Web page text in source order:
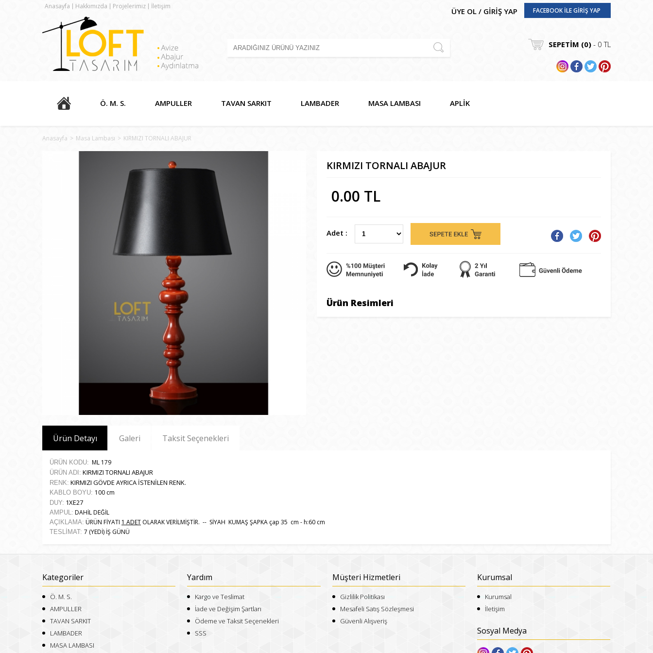
Anasayfa Hakkımızda Projelerimiz İletişim
ÜYE OL / GİRİŞ YAP FACEBOOK İLE GİRİŞ YAP
SEPETİM (0) - 0 TL
Ö. M. S. AMPULLER TAVAN SARKIT LAMBADER MASA LAMBASI APLİK
Anasayfa > Masa Lambası > KIRMIZI TORNALI ABAJUR
KIRMIZI TORNALI ABAJUR
0.00 TL
Adet :
Ürün Resimleri
Ürün Detayı Galeri Taksit Seçenekleri
ÜRÜN KODU: ML 179
ÜRÜN ADI: KIRMIZI TORNALI ABAJUR
RENK: KIRMIZI GÖVDE AYRICA İSTENİLEN RENK.
KABLO BOYU: 100 cm
DUY: 1XE27
AMPUL: DAHİL DEĞİL
AÇIKLAMA: ÜRÜN FİYATI 1 ADET OLARAK VERİLMİŞTİR. -- SİYAH KUMAŞ ŞAPKA çap 35 cm - h:60 cm
TESLİMAT: 7 (YEDİ) İŞ GÜNÜ
Kategoriler
Ö. M. S.
AMPULLER
TAVAN SARKIT
LAMBADER
MASA LAMBASI
Yardım
Kargo ve Teslimat
İade ve Değişim Şartları
Ödeme ve Taksit Seçenekleri
SSS
Müşteri Hizmetleri
Gizlilik Politikası
Mesafeli Satış Sözleşmesi
Güvenli Alışveriş
Kurumsal
Kurumsal
İletişim
Sosyal Medya